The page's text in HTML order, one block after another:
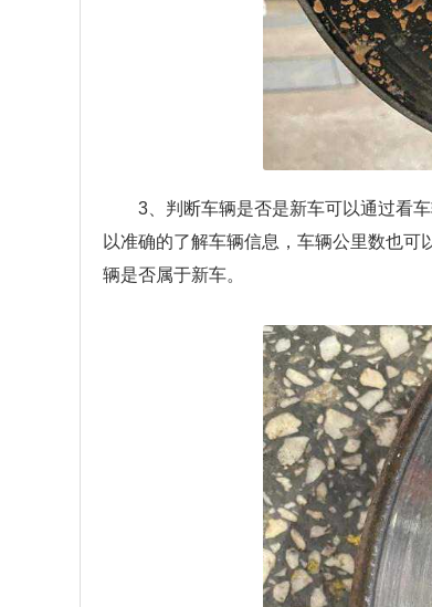
3、判断车辆是否是新车可以通过看
以准确的了解车辆信息，车辆公里数也
辆是否属于新车。